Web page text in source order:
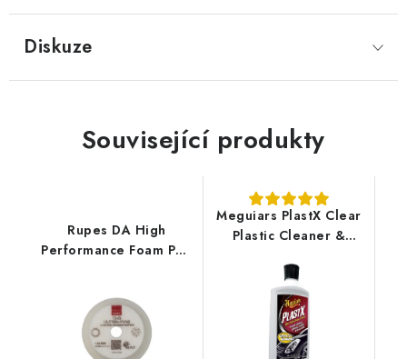
Diskuze
Související produkty
Rupes DA High
Performance Foam Pad
Meguiars PlastX Clear
Plastic Cleaner &
na čiré plasty